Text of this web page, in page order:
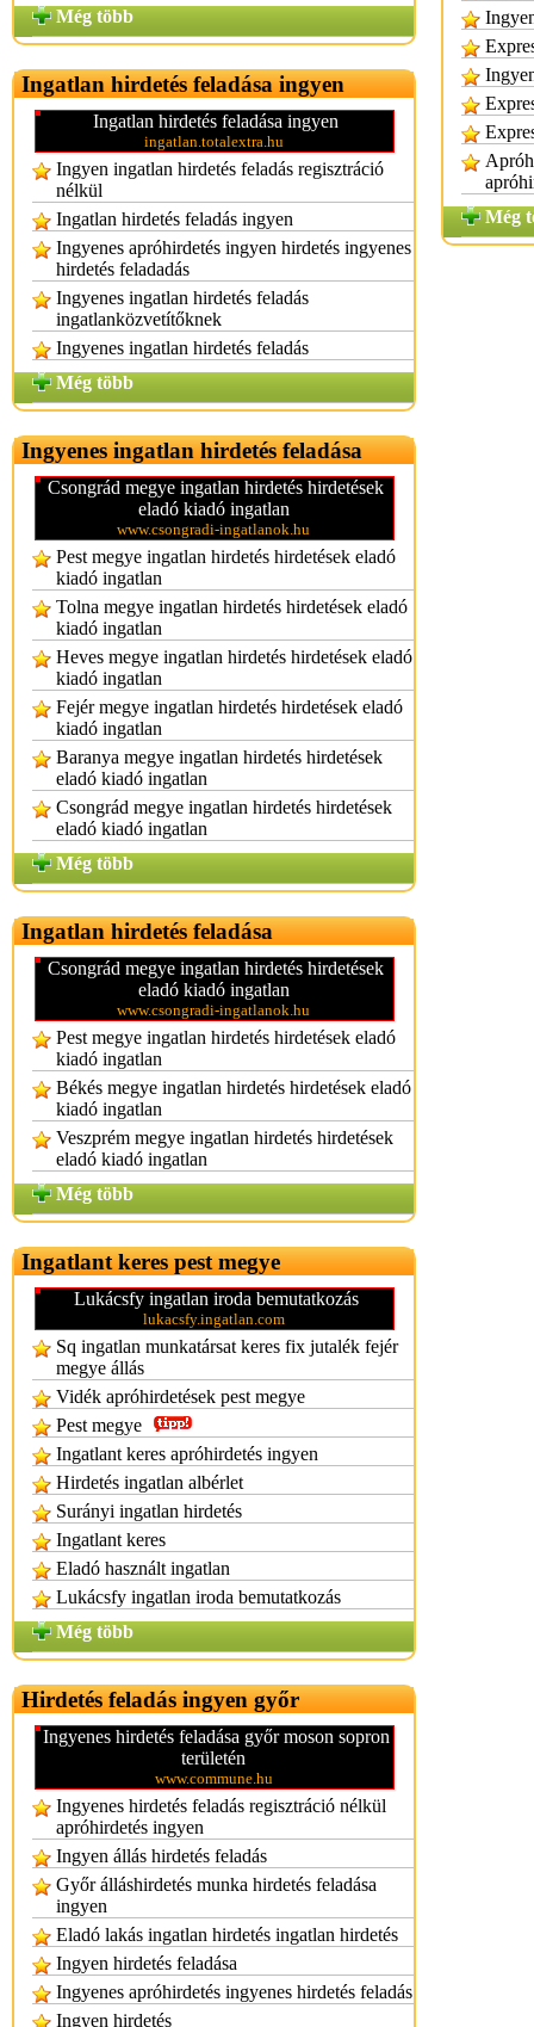
Még több
Ingatlan hirdetés feladása ingyen
Ingatlan hirdetés feladása ingyen
ingatlan.totalextra.hu
Ingyen ingatlan hirdetés feladás regisztráció
nélkül
Ingatlan hirdetés feladás ingyen
Ingyenes apróhirdetés ingyen hirdetés ingyenes
hirdetés feladadás
Ingyenes ingatlan hirdetés feladás
ingatlanközvetítőknek
Ingyenes ingatlan hirdetés feladás
Még több
Ingyenes ingatlan hirdetés feladása
Csongrád megye ingatlan hirdetés hirdetések
eladó kiadó ingatlan
www.csongradi-ingatlanok.hu
Pest megye ingatlan hirdetés hirdetések eladó
kiadó ingatlan
Tolna megye ingatlan hirdetés hirdetések eladó
kiadó ingatlan
Heves megye ingatlan hirdetés hirdetések eladó
kiadó ingatlan
Fejér megye ingatlan hirdetés hirdetések eladó
kiadó ingatlan
Baranya megye ingatlan hirdetés hirdetések
eladó kiadó ingatlan
Csongrád megye ingatlan hirdetés hirdetések
eladó kiadó ingatlan
Még több
Ingatlan hirdetés feladása
Csongrád megye ingatlan hirdetés hirdetések
eladó kiadó ingatlan
www.csongradi-ingatlanok.hu
Pest megye ingatlan hirdetés hirdetések eladó
kiadó ingatlan
Békés megye ingatlan hirdetés hirdetések eladó
kiadó ingatlan
Veszprém megye ingatlan hirdetés hirdetések
eladó kiadó ingatlan
Még több
Ingatlant keres pest megye
Lukácsfy ingatlan iroda bemutatkozás
lukacsfy.ingatlan.com
Sq ingatlan munkatársat keres fix jutalék fejér
megye állás
Vidék apróhirdetések pest megye
Pest megye
Ingatlant keres apróhirdetés ingyen
Hirdetés ingatlan albérlet
Surányi ingatlan hirdetés
Ingatlant keres
Eladó használt ingatlan
Lukácsfy ingatlan iroda bemutatkozás
Még több
Hirdetés feladás ingyen győr
Ingyenes hirdetés feladása győr moson sopron
területén
www.commune.hu
Ingyenes hirdetés feladás regisztráció nélkül
apróhirdetés ingyen
Ingyen állás hirdetés feladás
Győr álláshirdetés munka hirdetés feladása
ingyen
Eladó lakás ingatlan hirdetés ingatlan hirdetés
Ingyen hirdetés feladása
Ingyenes apróhirdetés ingyenes hirdetés feladás
Ingyen hirdetés
Még